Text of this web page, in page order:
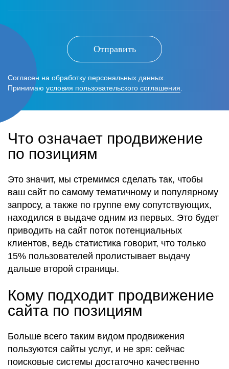
Отправить
Согласен на обработку персональных данных.
Принимаю условия пользовательского соглашения
Что означает продвижение
по позициям
Это значит, мы стремимся сделать так, чтобы
ваш сайт по самому тематичному и популярному
запросу, а также по группе ему сопутствующих,
находился в выдаче одним из первых. Это будет
приводить на сайт поток потенциальных
клиентов, ведь статистика говорит, что только
15% пользователей пролистывает выдачу
дальше второй страницы.
Кому подходит продвижение
сайта по позициям
Больше всего таким видом продвижения
пользуются сайты услуг, и не зря: сейчас
поисковые системы достаточно качественно